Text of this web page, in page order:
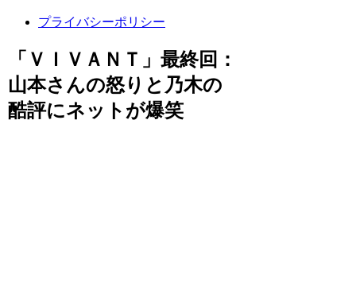
プライバシーポリシー
「ＶＩＶＡＮＴ」最終回：
山本さんの怒りと乃木の
酷評にネットが爆笑